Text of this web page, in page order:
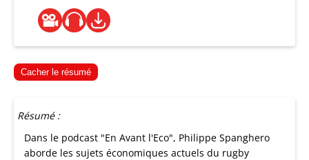
Cacher le résumé
Résumé :
Dans le podcast "En Avant l'Eco", Philippe Spanghero
aborde les sujets économiques actuels du rugby